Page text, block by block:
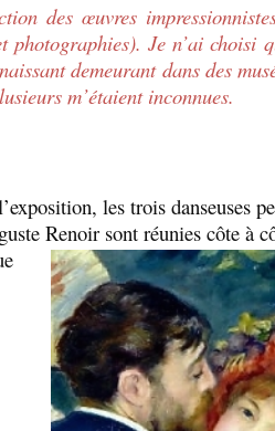
des œuvres
photographies). Je n’ai choisi
demeurant dans des
m’étaient inconnues.
les trois danseuses
Renoir sont réunies côte à